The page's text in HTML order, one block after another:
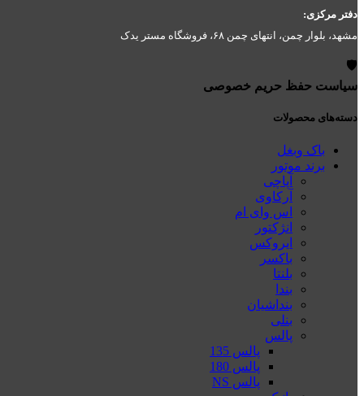
دفتر مرکزی:
مشهد، بلوار چمن، انتهای چمن ۶۸، فروشگاه مستر یدک
🛡️
سیاست حفظ حریم خصوصی
دسته‌های محصولات
باک وبغل
برند موتور
آپاچی
آرکاوی
اس وای ام
انژکتور
ایروکس
باکسر
بلنتا
بندا
بنداشیان
بنلی
پالس
پالس 135
پالس 180
پالس NS